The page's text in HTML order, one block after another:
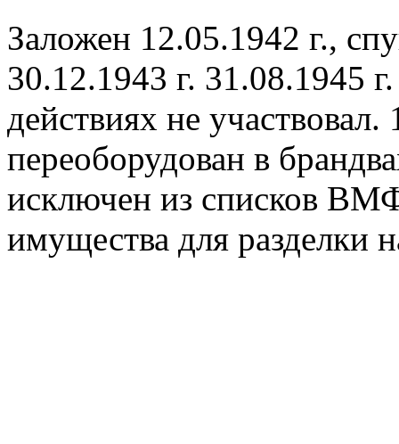
Заложен 12.05.1942 г.,
30.12.1943 г. 31.08.1945
действиях не
переоборудован в
исключен из списков
имущества для разделки